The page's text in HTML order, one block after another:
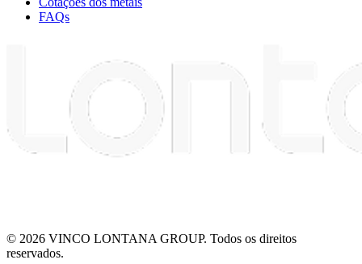
FAQs
© 2026 VINCO LONTANA GROUP. Todos os direitos
reservados.